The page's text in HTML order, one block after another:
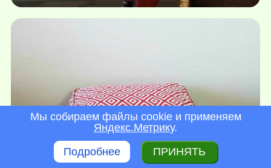
Мы собираем файлы cookie и применяем
Яндекс.Метрику.
Подробнее
ПРИНЯТЬ